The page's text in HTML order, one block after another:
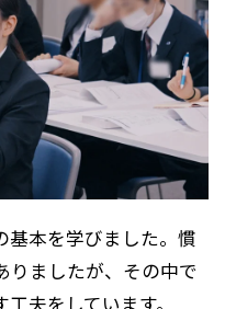
基本を学びました。慣
りましたが、その中で
夫をしています。